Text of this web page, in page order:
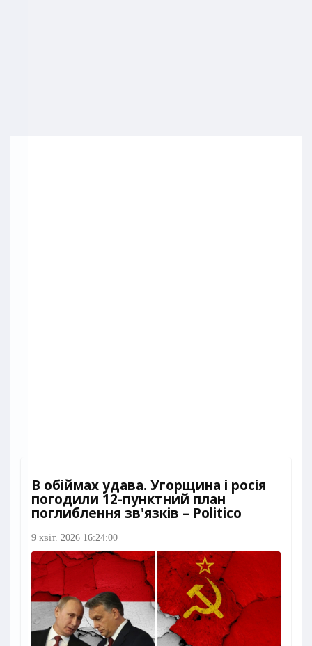
В обіймах удава. Угорщина і росія
погодили 12-пунктний план
поглиблення зв'язків – Politico
9 квіт. 2026 16:24:00